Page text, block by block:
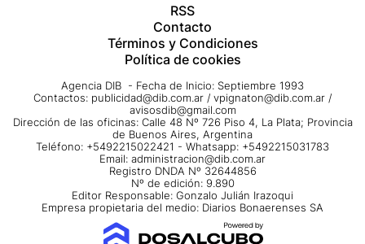
RSS
Contacto
Términos y Condiciones
Política de cookies
Agencia DIB - Fecha de Inicio: Septiembre 1993
Contactos: publicidad@dib.com.ar / vpignaton@dib.com.ar /
avisosdib@gmail.com
Dirección de las oficinas: Calle 48 Nº 726 Piso 4, La Plata; Provincia
de Buenos Aires, Argentina
Teléfono: +5492215022421 - Whatsapp: +5492215031783
Email: administracion@dib.com.ar
Registro DNDA Nº 32644856
Nº de edición: 9.890
Editor Responsable: Gonzalo Julián Irazoqui
Empresa propietaria del medio: Diarios Bonaerenses SA